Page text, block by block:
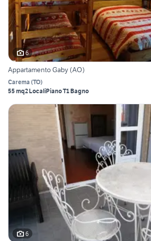
6
Appartamento Gaby (AO)
Carema (TO)
55 mq2 LocaliPiano T1 Bagno
6